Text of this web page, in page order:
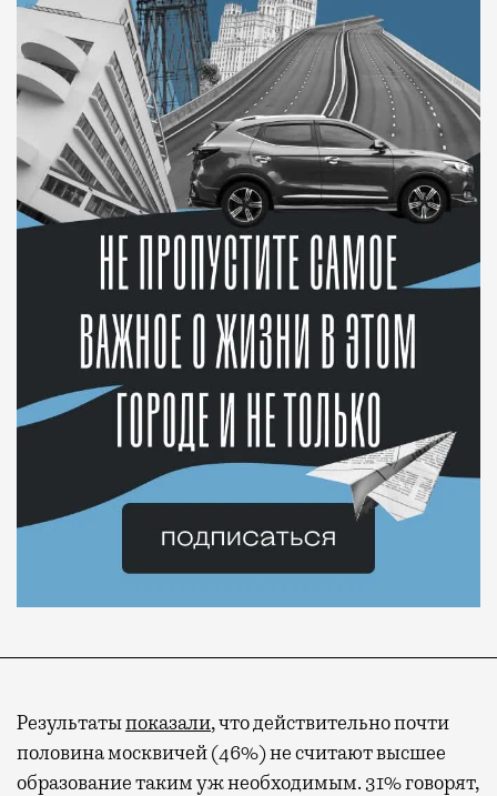
Результатыпоказали, что действительно почти
половина москвичей (46%) не считают высшее
образование таким уж необходимым. 31% говорят,